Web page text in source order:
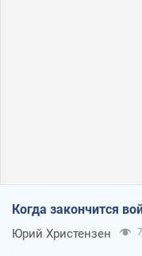
Когда закончится
Юрий Христензен